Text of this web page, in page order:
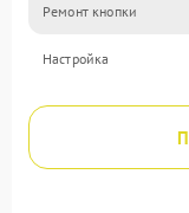
Ремонт кнопки
Настройка